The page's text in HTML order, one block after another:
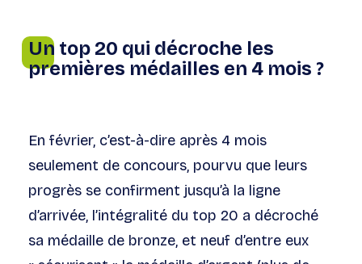
Un top 20 qui décroche les
premières médailles en 4 mois ?
En février, c’est-à-dire après 4 mois
seulement de concours, pourvu que leurs
progrès se confirment jusqu’à la ligne
d’arrivée, l’intégralité du top 20 a décroché
sa médaille de bronze, et neuf d’entre eux